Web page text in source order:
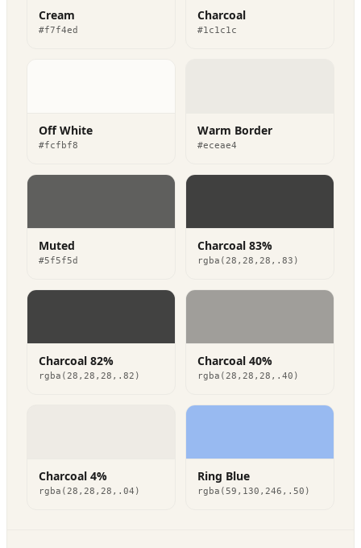
Cream
#f7f4ed
Charcoal
#1c1c1c
Off White
#fcfbf8
Warm Border
#eceae4
Muted
#5f5f5d
Charcoal 83%
rgba(28,28,28,.83)
Charcoal 82%
rgba(28,28,28,.82)
Charcoal 40%
rgba(28,28,28,.40)
Charcoal 4%
rgba(28,28,28,.04)
Ring Blue
rgba(59,130,246,.50)